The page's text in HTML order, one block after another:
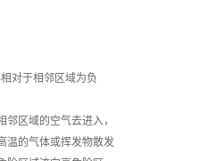
对于相邻区域为负
区域的空气去进入，
温的气体或挥发物散发